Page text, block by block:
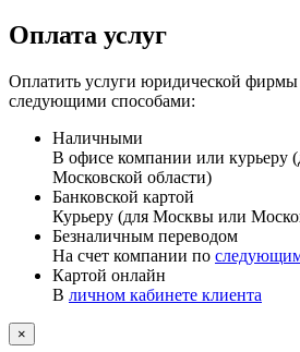
Оплата услуг
Оплатить услуги юридической
следующими способами:
Наличными
В офисе компании или курьеру
Московской области)
Банковской картой
Курьеру (для Москвы или
Безналичным переводом
На счет компании по
Картой онлайн
В личном кабинете клиента
×